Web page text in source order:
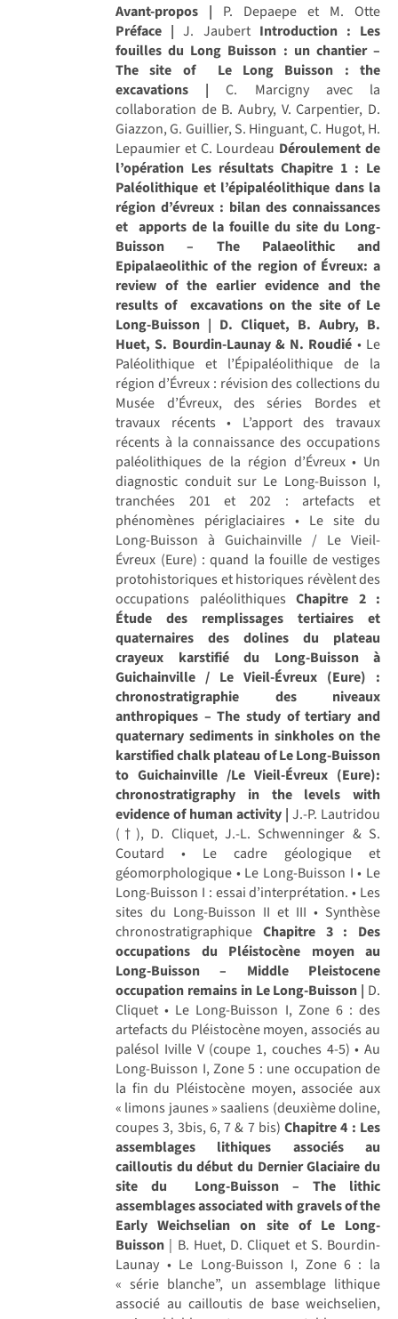
Avant-propos | P. Depaepe et M. Otte
Préface | J. Jaubert Introduction : Les
fouilles du Long Buisson : un chantier –
The site of Le Long Buisson : the
excavations | C. Marcigny avec la
collaboration de B. Aubry, V. Carpentier, D.
Giazzon, G. Guillier, S. Hinguant, C. Hugot, H.
Lepaumier et C. Lourdeau Déroulement de
l’opération Les résultatsChapitre 1 : Le
Paléolithique et l’épipaléolithique dans la
région d’évreux : bilan des connaissances
et apports de la fouille du site du Long-
Buisson – The Palaeolithic and
Epipalaeolithic of the region of Évreux: a
review of the earlier evidence and the
results of excavations on the site of Le
Long-Buisson | D. Cliquet, B. Aubry, B.
Huet, S. Bourdin-Launay & N. Roudié • Le
Paléolithique et l’Épipaléolithique de la
région d’Évreux : révision des collections du
Musée d’Évreux, des séries Bordes et
travaux récents • L’apport des travaux
récents à la connaissance des occupations
paléolithiques de la région d’Évreux • Un
diagnostic conduit sur Le Long-Buisson I,
tranchées 201 et 202 : artefacts et
phénomènes périglaciaires • Le site du
Long-Buisson à Guichainville / Le Vieil-
Évreux (Eure) : quand la fouille de vestiges
protohistoriques et historiques révèlent des
occupations paléolithiquesChapitre 2 :
Étude des remplissages tertiaires et
quaternaires des dolines du plateau
crayeux karstifié du Long-Buisson à
Guichainville / Le Vieil-Évreux (Eure) :
chronostratigraphie des niveaux
anthropiques – The study of tertiary and
quaternary sediments in sinkholes on the
karstified chalk plateau of Le Long-Buisson
to Guichainville /Le Vieil-Évreux (Eure):
chronostratigraphy in the levels with
evidence of human activity | J.-P. Lautridou
(†), D. Cliquet, J.-L. Schwenninger & S.
Coutard • Le cadre géologique et
géomorphologique • Le Long-Buisson I • Le
Long-Buisson I : essai d’interprétation. • Les
sites du Long-Buisson II et III • Synthèse
chronostratigraphique Chapitre 3 : Des
occupations du Pléistocène moyen au
Long-Buisson – Middle Pleistocene
occupation remains in Le Long-Buisson | D.
Cliquet • Le Long-Buisson I, Zone 6 : des
artefacts du Pléistocène moyen, associés au
palésol Iville V (coupe 1, couches 4-5) • Au
Long-Buisson I, Zone 5 : une occupation de
la fin du Pléistocène moyen, associée aux
« limons jaunes » saaliens (deuxième doline,
coupes 3, 3bis, 6, 7 & 7 bis)Chapitre 4 : Les
assemblages lithiques associés au
cailloutis du début du Dernier Glaciaire du
site du Long-Buisson – The lithic
assemblages associated with gravels of the
Early Weichselian on site of Le Long-
Buisson | B. Huet, D. Cliquet et S. Bourdin-
Launay • Le Long-Buisson I, Zone 6 : la
« série blanche”, un assemblage lithique
associé au cailloutis de base weichselien,